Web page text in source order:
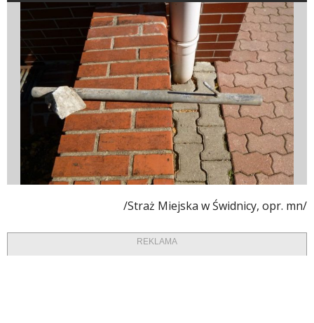
/Straż Miejska w Świdnicy, opr. mn/
REKLAMA